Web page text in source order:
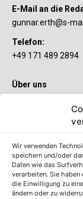
Wir verwenden
speichern und/oder
Daten wie das
verarbeiten. Sie haben
die Einwilligung zu
ändern oder zu
E-Mail an die
gunnar.erth@s-
Telefon:
+49 171 489 2894
Über uns
Sie wollen mehr
S-Quin Konto
etliche
immer, was es